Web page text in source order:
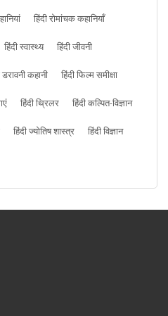
हिंदी रोमांचक कहानियाँ
हिंदी स्वास्थ्य
हिंदी जीवनी
डरावनी कहानी
हिंदी फिल्म समीक्षा
हिंदी थ्रिलर
हिंदी कल्पित-विज्ञान
हिंदी ज्योतिष शास्त्र
हिंदी विज्ञान